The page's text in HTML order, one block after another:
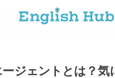
留学エージェント
は？気になる種類と特徴が丸わかり
ジェントとは？気